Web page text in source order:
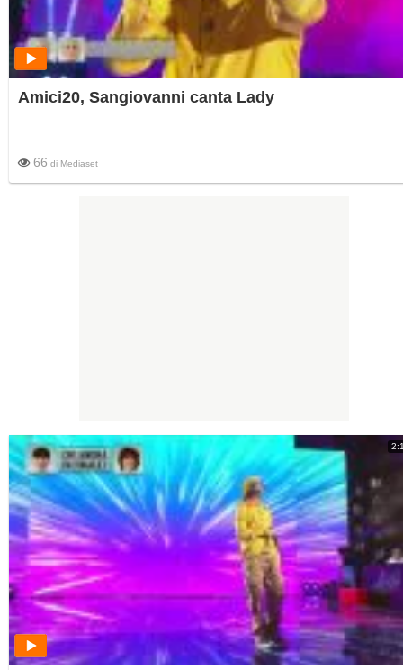
Amici20, Sangiovanni canta Lady
66 di Mediaset